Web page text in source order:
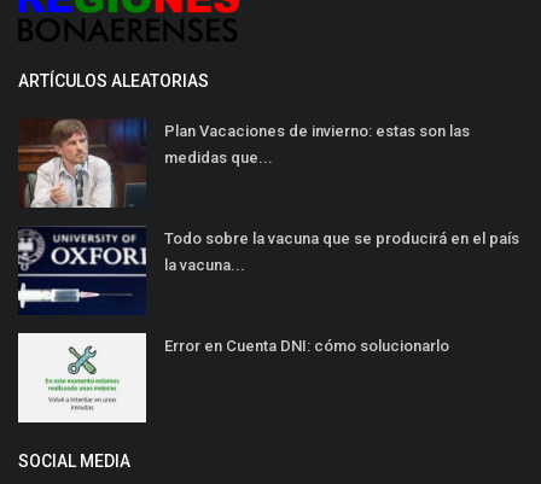
ARTÍCULOS ALEATORIAS
Plan Vacaciones de invierno: estas son las
medidas que...
Todo sobre la vacuna que se producirá en el país
la vacuna...
Error en Cuenta DNI: cómo solucionarlo
SOCIAL MEDIA